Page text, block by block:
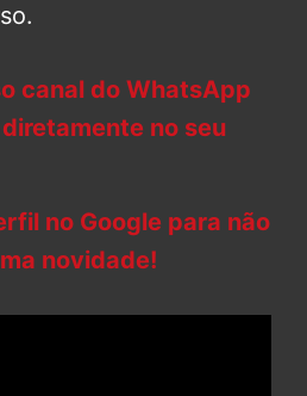
canal do WhatsApp
no seu
no Google para não
novidade!